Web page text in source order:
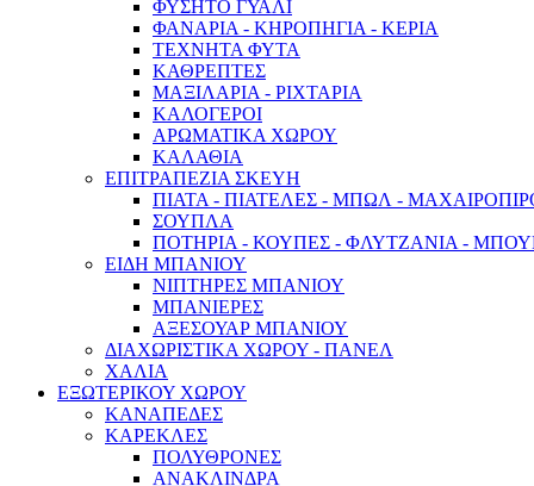
ΦΥΣΗΤΟ ΓΥΑΛΙ
ΦΑΝΑΡΙΑ - ΚΗΡΟΠΗΓΙΑ - ΚΕΡΙΑ
ΤΕΧΝΗΤΑ ΦΥΤΑ
ΚΑΘΡΕΠΤΕΣ
ΜΑΞΙΛΑΡΙΑ - ΡΙΧΤΑΡΙΑ
ΚΑΛΟΓΕΡΟΙ
ΑΡΩΜΑΤΙΚΑ ΧΩΡΟΥ
ΚΑΛΑΘΙΑ
ΕΠΙΤΡΑΠΕΖΙΑ ΣΚΕΥΗ
ΠΙΑΤΑ - ΠΙΑΤΕΛΕΣ - ΜΠΩΛ -
ΣΟΥΠΛΑ
ΠΟΤΗΡΙΑ - ΚΟΥΠΕΣ - ΦΛΥΤΖΑΝΙΑ -
ΕΙΔΗ ΜΠΑΝΙΟΥ
ΝΙΠΤΗΡΕΣ ΜΠΑΝΙΟΥ
ΜΠΑΝΙΕΡΕΣ
ΑΞΕΣΟΥΑΡ ΜΠΑΝΙΟΥ
ΔΙΑΧΩΡΙΣΤΙΚΑ ΧΩΡΟΥ - ΠΑΝΕΛ
ΧΑΛΙΑ
ΕΞΩΤΕΡΙΚΟΥ ΧΩΡΟΥ
ΚΑΝΑΠΕΔΕΣ
ΚΑΡΕΚΛΕΣ
ΠΟΛΥΘΡΟΝΕΣ
ΑΝΑΚΛΙΝΔΡΑ